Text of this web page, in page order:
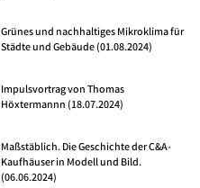
Grünes und nachhaltiges Mikroklima für
Städte und Gebäude (01.08.2024)
Impulsvortrag von Thomas
Höxtermannn (18.07.2024)
Maßstäblich. Die Geschichte der C&A-
Kaufhäuser in Modell und Bild.
(06.06.2024)